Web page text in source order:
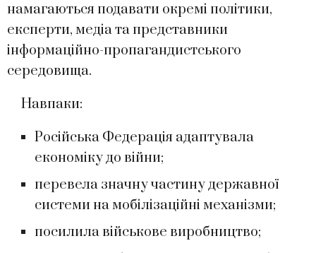
намагаються подавати окремі політики,
експерти, медіа та представники
інформаційно-пропагандистського
середовища.
Навпаки:
Російська Федерація адаптувала
економіку до війни;
перевела значну частину державної
системи на мобілізаційні механізми;
посилила військове виробництво;